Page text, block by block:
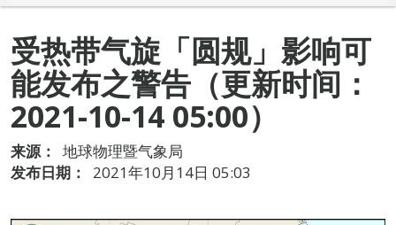
受热带气旋「圆规」影响可
能发布之警告（更新时间：
2021-10-14 05:00）
来源：
地球物理暨气象局
发布日期：
2021年10月14日 05:03